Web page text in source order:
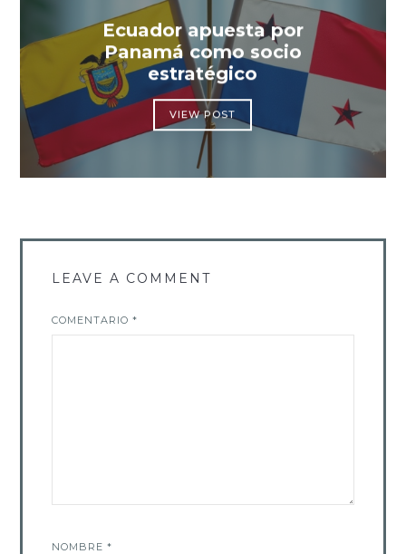
Ecuador apuesta por
Panamá como socio
estratégico
VIEW POST
LEAVE A COMMENT
COMENTARIO*
NOMBRE*